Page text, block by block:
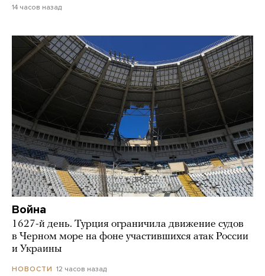
14 часов назад
Война
1627-й день. Турция ограничила движение судов
в Черном море на фоне участившихся атак России
и Украины
НОВОСТИ 12 часов назад